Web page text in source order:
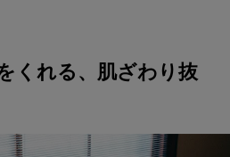
くれる、肌ざわり抜